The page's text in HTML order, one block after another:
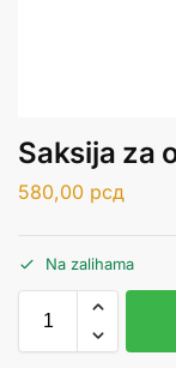
Saksija za
580,00 рсд
Na zalihama